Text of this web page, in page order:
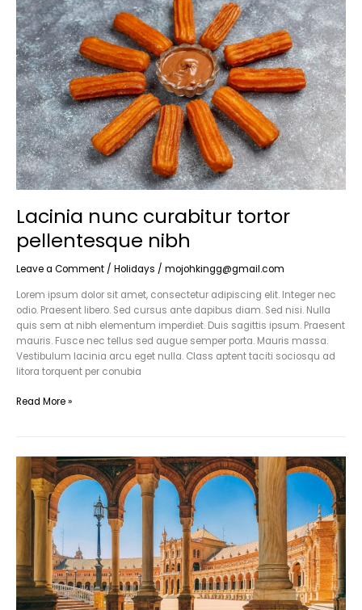
Lacinia nunc curabitur tortor
pellentesque nibh
Leave a Comment / Holidays / mojohkingg@gmail.com
Lorem ipsum dolor sit amet, consectetur adipiscing elit. Integer nec
odio. Praesent libero. Sed cursus ante dapibus diam. Sed nisi. Nulla
quis sem at nibh elementum imperdiet. Duis sagittis ipsum. Praesent
mauris. Fusce nec tellus sed augue semper porta. Mauris massa.
Vestibulum lacinia arcu eget nulla. Class aptent taciti sociosqu ad
litora torquent per conubia
curabitur
tortor
pellentesque
nibh
Read More »
Conubia
nostra
per
inceptos
himenaeos